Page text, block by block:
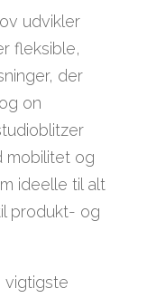
udvikler
fleksible,
der
on
mobilitet og
ideelle til alt
produkt- og
vigtigste